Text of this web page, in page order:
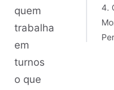
quem
trabalha
em
turnos
o que
4.